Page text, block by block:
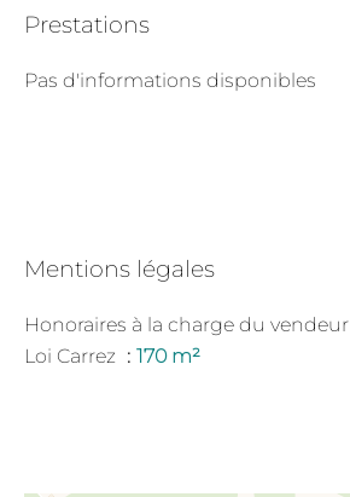
Prestations
Pas d'informations disponibles
Mentions légales
Honoraires à la charge du vendeur
Loi Carrez
170 m²